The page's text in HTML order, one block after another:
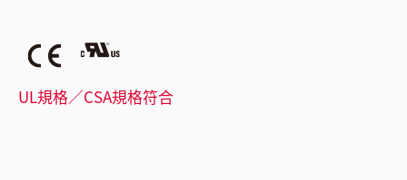
UL規格／CSA規格符合